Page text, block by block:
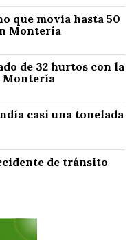
que movía hasta 50
Montería
de 32 hurtos con la
Montería
casi una tonelada
de tránsito